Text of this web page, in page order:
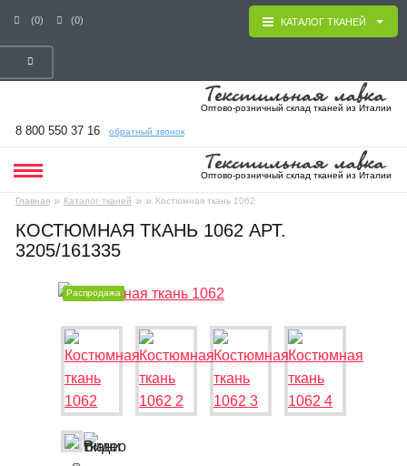
(0) (0)
Оптово-розничный склад тканей из Италии
8 800 550 37 16 обратный звонок
Оптово-розничный склад тканей из Италии
Главная » Каталог тканей » » Костюмная ткань 1062
КАТАЛОГ ТКАНЕЙ
КОСТЮМНАЯ ТКАНЬ 1062 АРТ.
3205/161335
Распродажа